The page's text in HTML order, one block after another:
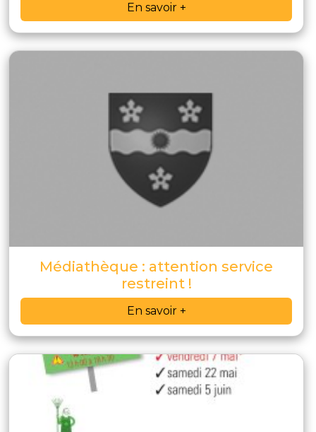
En savoir +
Médiathèque : attention service
restreint !
En savoir +